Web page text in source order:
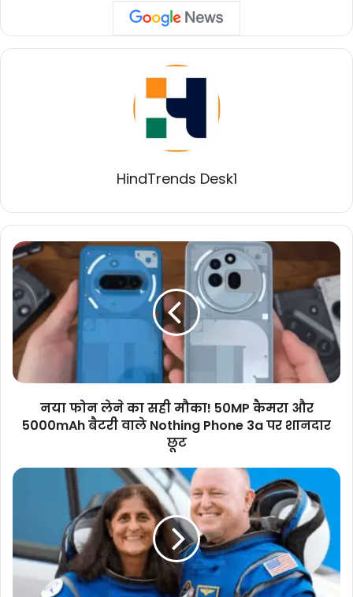
HindTrends Desk1
नया
फोन
लेने
का
सही
मौका!
50MP
कैमरा
और
वाले
3a
नया फोन लेने का सही मौका! 50MP कैमरा और
5000mAh बैटरी वाले Nothing Phone 3a पर शानदार
छूट
सुनीता
विलमोर
की